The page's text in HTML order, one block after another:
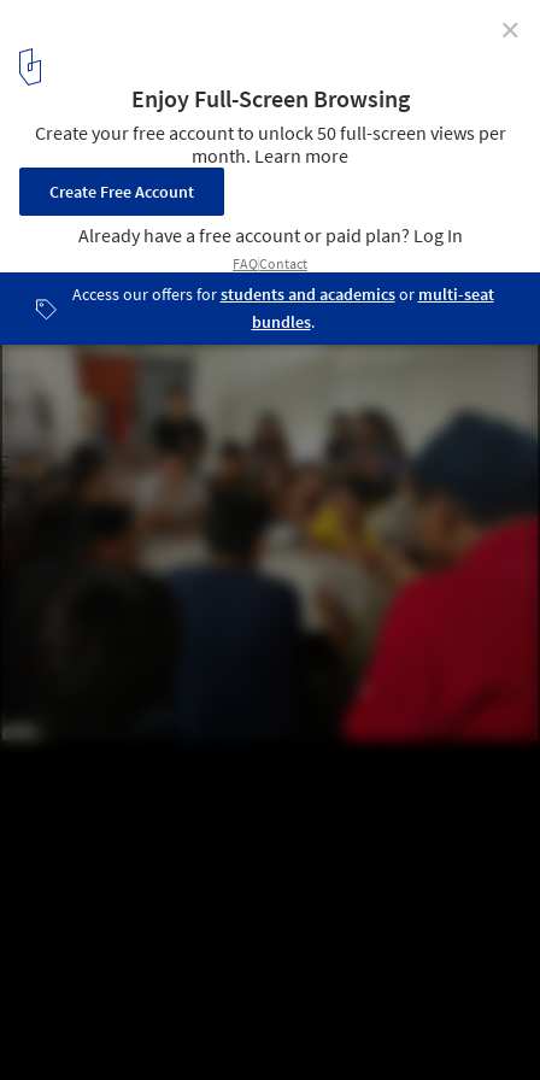
Experience of Christopher Alexander
‘Ciudad Dormitorio’ en Lima: Módulo habitable productivo para
asentamientos informales. Image Cortesía de Natura Futura
Arquitectura
/ 7
✕